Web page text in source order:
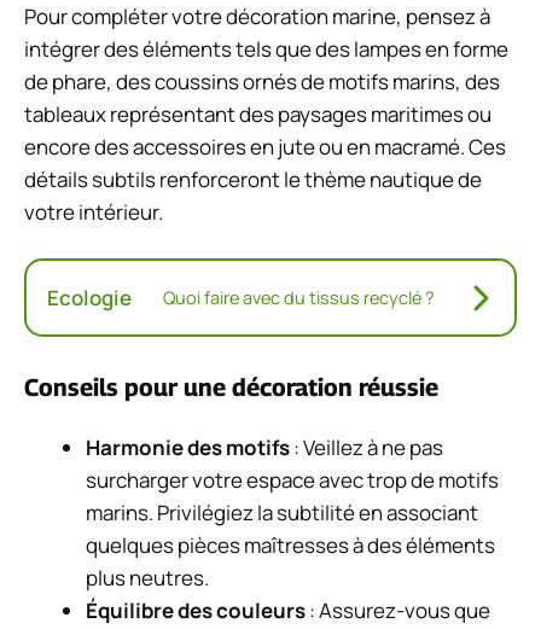
Pour compléter votre décoration marine, pensez à
intégrer des éléments tels que des lampes en forme
de phare, des coussins ornés de motifs marins, des
tableaux représentant des paysages maritimes ou
encore des accessoires en jute ou en macramé. Ces
détails subtils renforceront le thème nautique de
votre intérieur.
Ecologie Quoi faire avec du tissus recyclé ?
Conseils pour une décoration réussie
Harmonie des motifs: Veillez à ne pas
surcharger votre espace avec trop de motifs
marins. Privilégiez la subtilité en associant
quelques pièces maîtresses à des éléments
plus neutres.
Équilibre des couleurs: Assurez-vous que